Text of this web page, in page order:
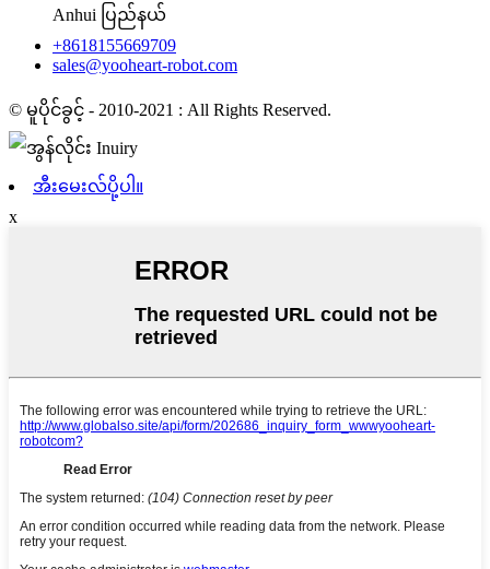
Anhui ပြည်နယ်
+8618155669709
sales@yooheart-robot.com
© မူပိုင်ခွင့် - 2010-2021 : All Rights Reserved.
အီးမေးလ်ပို့ပါ။
x